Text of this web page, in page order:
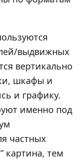
выдвижных
вертикально
шкафы и
и графику.
именно под
частных
картина, тем